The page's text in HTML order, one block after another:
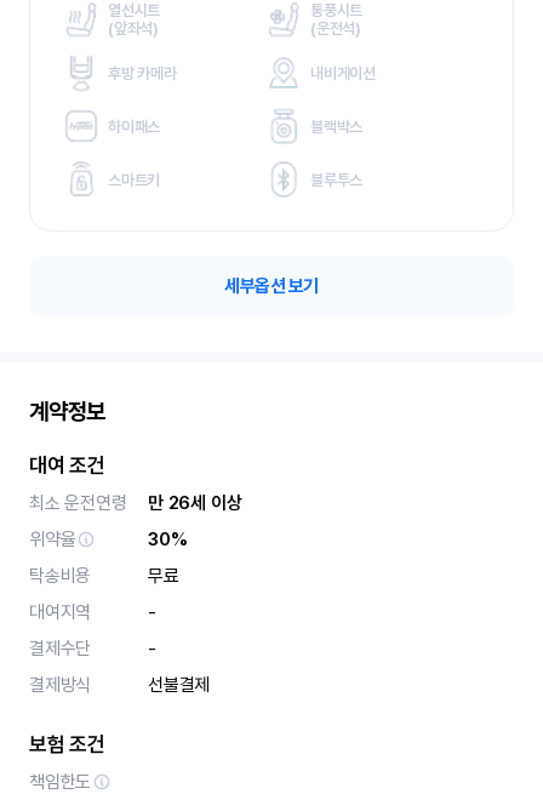
열선시트
(앞좌석)
통풍시트
(운전석)
후방 카메라 내비게이션
하이패스 블랙박스
스마트키 블루투스
세부옵션 보기
계약정보
대여 조건
최소 운전연령
만 26세 이상
위약율
30%
탁송비용
무료
대여지역
-
결제수단
-
결제방식
선불결제
보험 조건
책임한도